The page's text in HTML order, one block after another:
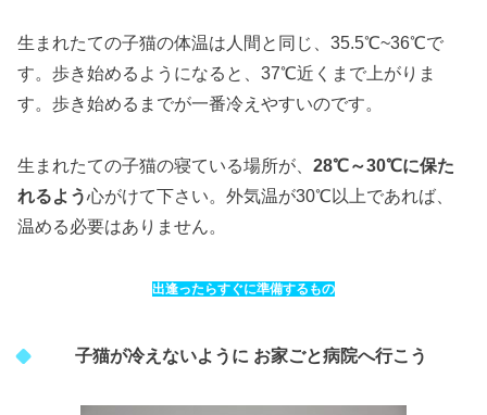
生まれたての子猫の体温は人間と同じ、35.5℃~36℃で
す。歩き始めるようになると、37℃近くまで上がりま
す。歩き始めるまでが一番冷えやすいのです。
生まれたての子猫の寝ている場所が、 28℃～30℃に保た
れるよう心がけて下さい。外気温が30℃以上であれば、
温める必要はありません。
出逢ったらすぐに準備するもの
子猫が冷えないように お家ごと病院へ行こう